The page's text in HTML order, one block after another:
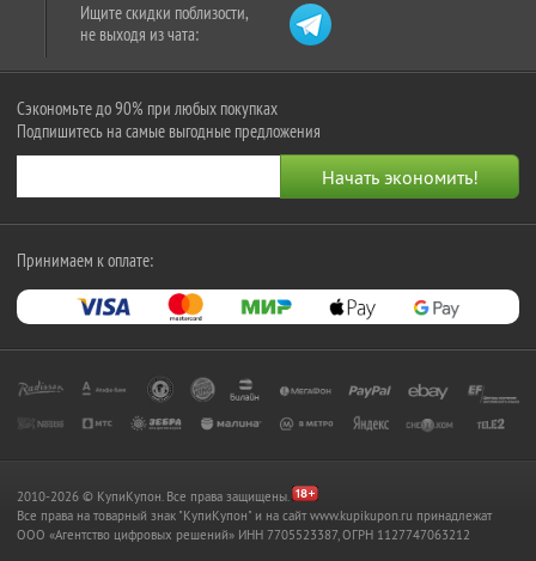
Ищите скидки поблизости,
не выходя из чата:
Сэкономьте до 90% при любых покупках
Подпишитесь на самые выгодные предложения
Принимаем к оплате:
2010-2026 © КупиКупон. Все права защищены.
Все права на товарный знак "КупиКупон" и на сайт www.kupikupon.ru принадлежат
OOO «Агентство цифровых решений» ИНН 7705523387, ОГРН 1127747063212